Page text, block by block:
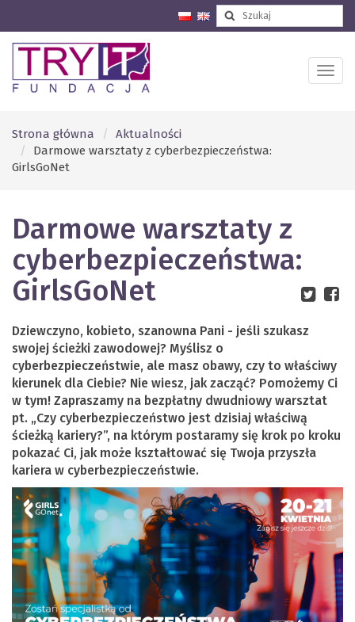
Strona główna
Aktualności
Darmowe warsztaty z cyberbezpieczeństwa:
GirlsGoNet
Darmowe warsztaty z
cyberbezpieczeństwa:
GirlsGoNet
Dziewczyno, kobieto, szanowna Pani - jeśli szukasz
swojej ścieżki zawodowej? Myślisz o
cyberbezpieczeństwie, ale masz obawy, czy to właściwy
kierunek dla Ciebie? Nie wiesz, jak zacząć? Pomożemy Ci
w tym! Zapraszamy na bezpłatny dwudniowy warsztat
pt. „Czy cyberbezpieczeństwo jest dzisiaj właściwą
ścieżką kariery?”, na którym postaramy się krok po kroku
pokazać Ci, jak może kształtować się Twoja przyszła
kariera w cyberbezpieczeństwie.